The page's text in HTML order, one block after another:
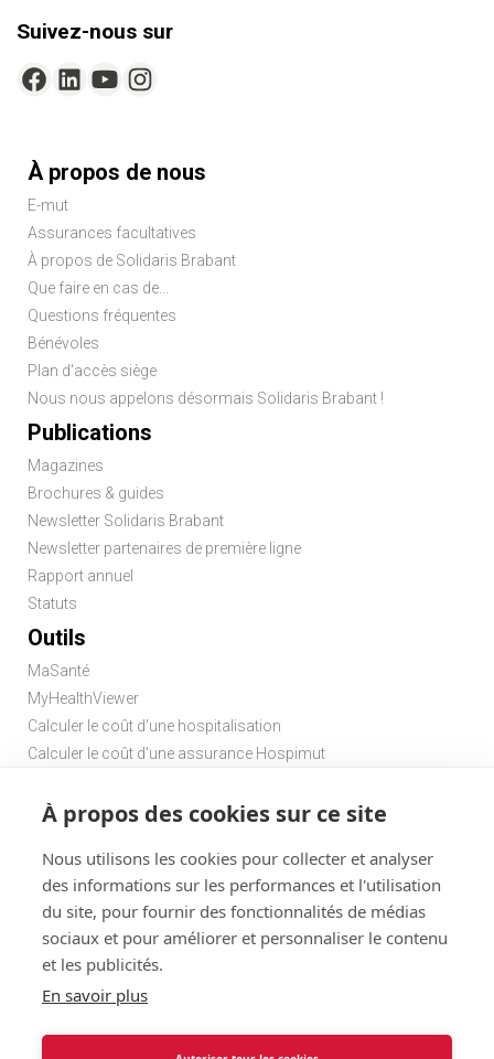
À propos des cookies sur ce site
Nous utilisons les cookies pour collecter et analyser
des informations sur les performances et l'utilisation
du site, pour fournir des fonctionnalités de médias
sociaux et pour améliorer et personnaliser le contenu
et les publicités.
En savoir plus
Suivez-nous sur
Menu
Pied
de
page
À propos de nous
E-mut
Assurances facultatives
À propos de Solidaris Brabant
Que faire en cas de...
Questions fréquentes
Bénévoles
Plan d'accès siège
Nous nous appelons désormais Solidaris Brabant !
Publications
Magazines
Brochures & guides
Newsletter Solidaris Brabant
Newsletter partenaires de première ligne
Rapport annuel
Statuts
Outils
MaSanté
MyHealthViewer
Calculer le coût d'une hospitalisation
Calculer le coût d'une assurance Hospimut
Chercher un médecin de garde
@ 2026
Disclaimer
Menu